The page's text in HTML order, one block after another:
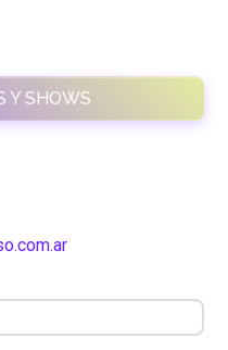
Y SHOWS